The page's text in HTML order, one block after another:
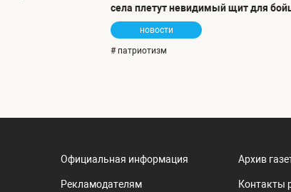
села плетут невидимый щит для
новости
# патриотизм
Официальная информация
Рекламодателям
Архив
Контакты